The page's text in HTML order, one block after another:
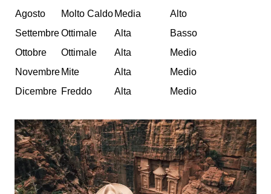
Agosto
Molto Caldo Media
Alto
SettembreOttimale Alta
Basso
Ottobre
Ottimale Alta
Medio
Novembre Mite Alta
Medio
Dicembre Freddo Alta Medio